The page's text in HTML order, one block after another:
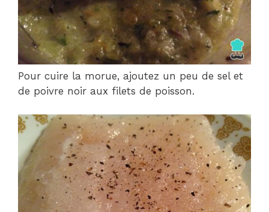
Pour cuire la morue, ajoutez un peu de sel et
de poivre noir aux filets de poisson.